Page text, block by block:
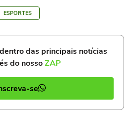
ESPORTES
das principais notícias
do nossoZAP
se